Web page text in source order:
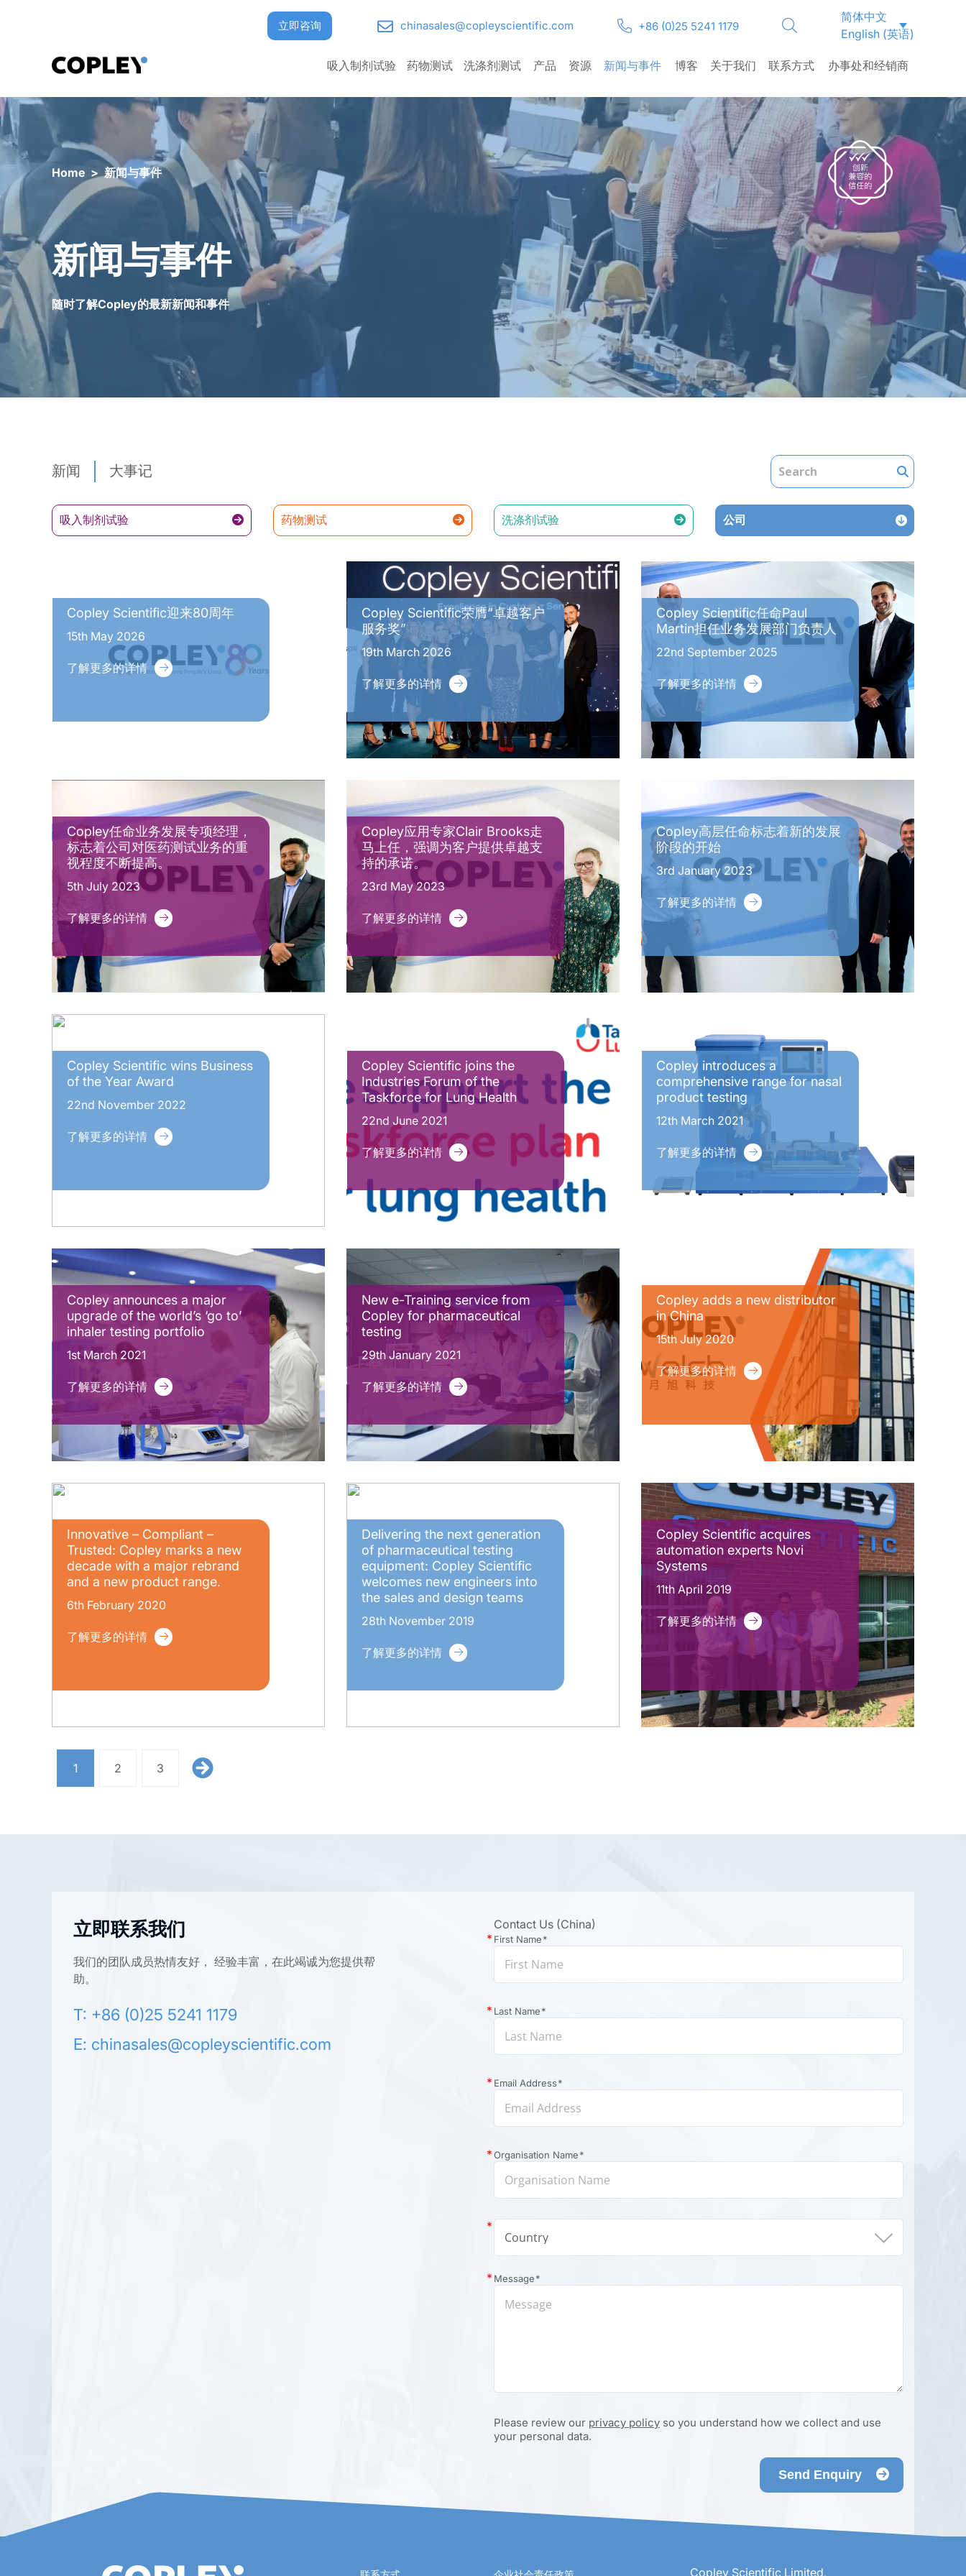
简体中文
English (英语)
chinasales@copleyscientific.com +86 (0)25 5241 1179
立即咨询
吸入制剂试验 药物测试 洗涤剂测试 产品 资源 新闻与事件 博客 关于我们 联系方式 办事处和经销商
Home >新闻与事件
新闻与事件
随时了解Copley的最新新闻和事件
新闻 大事记
吸入制剂试验 药物测试 洗涤剂试验 公司
Copley Scientific迎来80周年
15th May 2026
了解更多的详情
Copley Scientific荣膺“卓越客户
服务奖”
19th March 2026
了解更多的详情
Copley Scientific任命Paul
Martin担任业务发展部门负责人
22nd September 2025
了解更多的详情
Copley任命业务发展专项经理，
标志着公司对医药测试业务的重
视程度不断提高。
5th July 2023
了解更多的详情
Copley应用专家Clair Brooks走
马上任，强调为客户提供卓越支
持的承诺。
23rd May 2023
了解更多的详情
Copley高层任命标志着新的发展
阶段的开始
3rd January 2023
了解更多的详情
Copley Scientific wins Business
of the Year Award
22nd November 2022
了解更多的详情
Copley Scientific joins the
Industries Forum of the
Taskforce for Lung Health
22nd June 2021
了解更多的详情
Copley introduces a
comprehensive range for nasal
product testing
12th March 2021
了解更多的详情
Copley announces a major
upgrade of the world’s ‘go to’
inhaler testing portfolio
1st March 2021
了解更多的详情
New e-Training service from
Copley for pharmaceutical
testing
29th January 2021
了解更多的详情
Copley adds a new distributor
in China
15th July 2020
了解更多的详情
Innovative – Compliant –
Trusted: Copley marks a new
decade with a major rebrand
and a new product range.
6th February 2020
了解更多的详情
Delivering the next generation
of pharmaceutical testing
equipment: Copley Scientific
welcomes new engineers into
the sales and design teams
28th November 2019
了解更多的详情
Copley Scientific acquires
automation experts Novi
Systems
11th April 2019
了解更多的详情
1 2 3
立即联系我们
我们的团队成员热情友好， 经验丰富，在此竭诚为您提供帮
助。
T: +86 (0)25 5241 1179
E: chinasales@copleyscientific.com
Contact Us (China)
First Name*
Last Name*
Email Address*
Organisation Name*
Message*
Please review our privacy policy so you understand how we collect and use
your personal data.
Send Enquiry
Copley Scientific Limited,